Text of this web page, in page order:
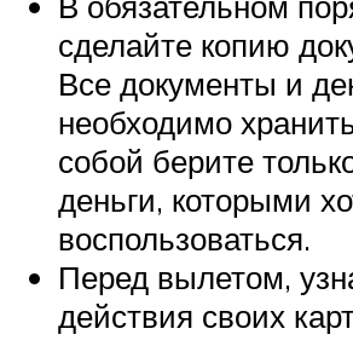
сделайте копию
Все документы и
необходимо
собой берите
деньги, которыми
воспользоваться.
Перед вылетом,
действия своих